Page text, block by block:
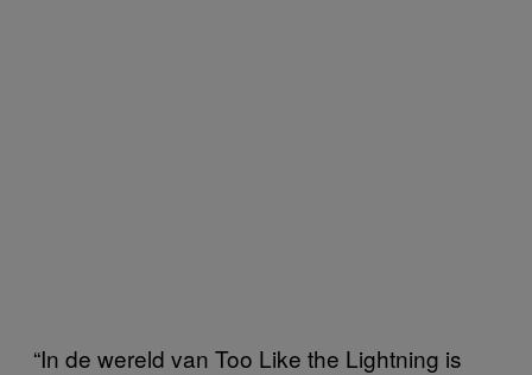
“In de wereld van Too Like the Lightning is